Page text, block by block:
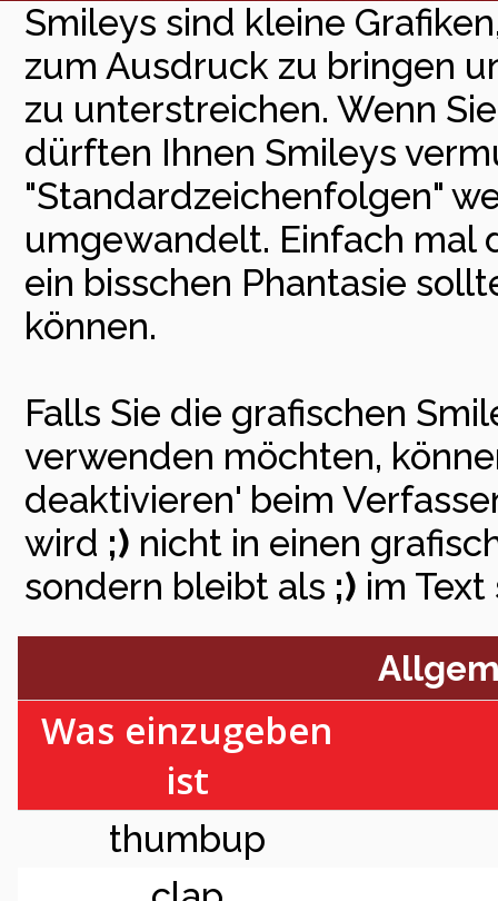
Smileys sind kleine
zum Ausdruck zu bringen
zu unterstreichen. Wenn
dürften Ihnen Smileys
"Standardzeichenfolgen"
umgewandelt. Einfach mal
ein bisschen Phantasie
können.
Falls Sie die grafischen
verwenden möchten,
deaktivieren' beim
wird ;) nicht in einen
sondern bleibt als ;) im
Was einzugeben
ist
thumbup